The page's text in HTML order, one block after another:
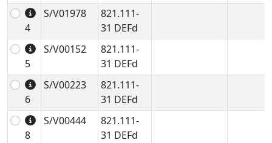
4
S/V01978
821.111-
31 DEFd
5
S/V00152
821.111-
31 DEFd
6
S/V00223
821.111-
31 DEFd
8
S/V00444
821.111-
31 DEFd